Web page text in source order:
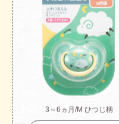
3～6ヵ月/M ひつじ柄